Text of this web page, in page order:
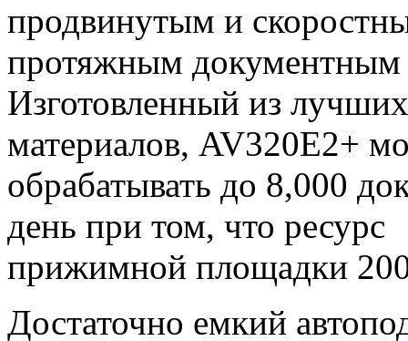
продвинутым и
протяжным документным
Изготовленный из лучших
материалов, AV320E2+
обрабатывать до 8,000
день при том, что ресурс
прижимной площадки
Достаточно емкий